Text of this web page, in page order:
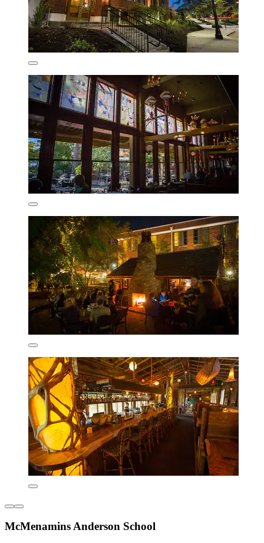
McMenamins Anderson School